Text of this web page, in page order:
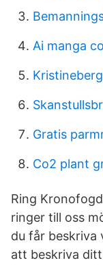
Ai manga
Gratis
Co2 plant
Ring
ringer till oss
du får beskriva
att beskriva